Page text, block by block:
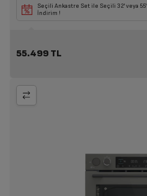
Seçili Ankastre Set ile Seçili 32' veya 55'
İndirim !
55.499 TL